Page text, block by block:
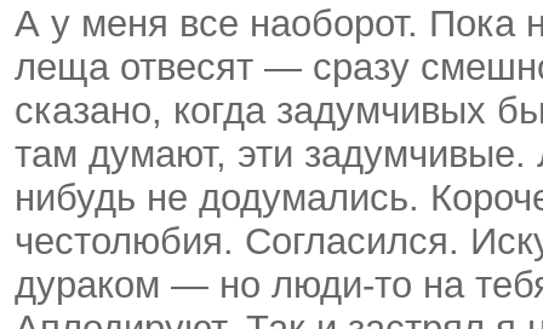
А у меня все наоборот. Пока
леща отвесят — сразу
сказано, когда задумчивых
там думают, эти задумчивые.
нибудь не додумались.
честолюбия. Согласился.
дураком — но люди-то на